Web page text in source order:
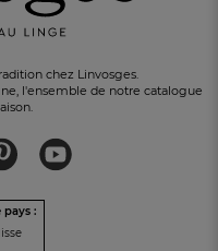
chez Linvosges.
l'ensemble de notre catalogue
pays :